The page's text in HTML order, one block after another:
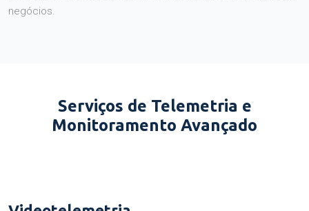
negócios.
Serviços de Telemetria e
Monitoramento Avançado